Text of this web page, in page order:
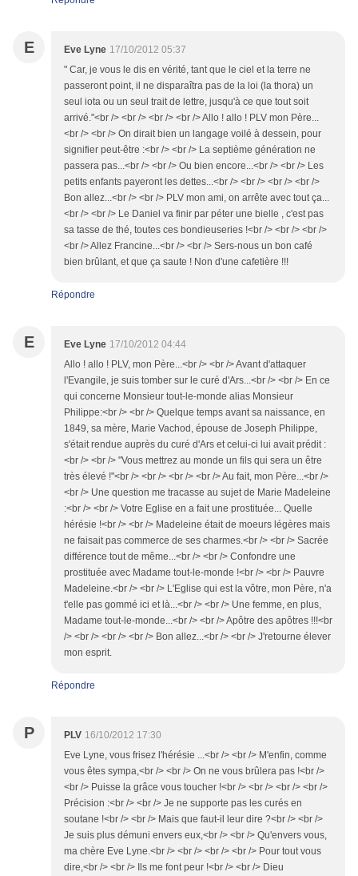
E Eve Lyne 17/10/2012 05:37
" Car, je vous le dis en vérité, tant que le ciel et la terre ne
passeront point, il ne disparaîtra pas de la loi (la thora) un
seul iota ou un seul trait de lettre, jusqu'à ce que tout soit
arrivé."<br /> <br /> <br /> <br /> Allo ! allo ! PLV mon Père...
<br /> <br /> On dirait bien un langage voilé à dessein, pour
signifier peut-être :<br /> <br /> La septième génération ne
passera pas...<br /> <br /> Ou bien encore...<br /> <br /> Les
petits enfants payeront les dettes...<br /> <br /> <br /> <br />
Bon allez...<br /> <br /> PLV mon ami, on arrête avec tout ça...
<br /> <br /> Le Daniel va finir par péter une bielle , c'est pas
sa tasse de thé, toutes ces bondieuseries !<br /> <br /> <br />
<br /> Allez Francine...<br /> <br /> Sers-nous un bon café
bien brûlant, et que ça saute ! Non d'une cafetière !!!
Répondre
E Eve Lyne 17/10/2012 04:44
Allo ! allo ! PLV, mon Père...<br /> <br /> Avant d'attaquer
l'Evangile, je suis tomber sur le curé d'Ars...<br /> <br /> En ce
qui concerne Monsieur tout-le-monde alias Monsieur
Philippe:<br /> <br /> Quelque temps avant sa naissance, en
1849, sa mère, Marie Vachod, épouse de Joseph Philippe,
s'était rendue auprès du curé d'Ars et celui-ci lui avait prédit :
<br /> <br /> "Vous mettrez au monde un fils qui sera un être
très élevé !"<br /> <br /> <br /> <br /> Au fait, mon Père...<br />
<br /> Une question me tracasse au sujet de Marie Madeleine
:<br /> <br /> Votre Eglise en a fait une prostituée... Quelle
hérésie !<br /> <br /> Madeleine était de moeurs légères mais
ne faisait pas commerce de ses charmes.<br /> <br /> Sacrée
différence tout de même...<br /> <br /> Confondre une
prostituée avec Madame tout-le-monde !<br /> <br /> Pauvre
Madeleine.<br /> <br /> L'Eglise qui est la vôtre, mon Père, n'a
t'elle pas gommé ici et là...<br /> <br /> Une femme, en plus,
Madame tout-le-monde...<br /> <br /> Apôtre des apôtres !!!<br
/> <br /> <br /> <br /> Bon allez...<br /> <br /> J'retourne élever
mon esprit.
Répondre
P PLV 16/10/2012 17:30
Eve Lyne, vous frisez l'hérésie ...<br /> <br /> M'enfin, comme
vous êtes sympa,<br /> <br /> On ne vous brûlera pas !<br />
<br /> Puisse la grâce vous toucher !<br /> <br /> <br /> <br />
Précision :<br /> <br /> Je ne supporte pas les curés en
soutane !<br /> <br /> Mais que faut-il leur dire ?<br /> <br />
Je suis plus démuni envers eux,<br /> <br /> Qu'envers vous,
ma chère Eve Lyne.<br /> <br /> <br /> <br /> Pour tout vous
dire,<br /> <br /> Ils me font peur !<br /> <br /> Dieu